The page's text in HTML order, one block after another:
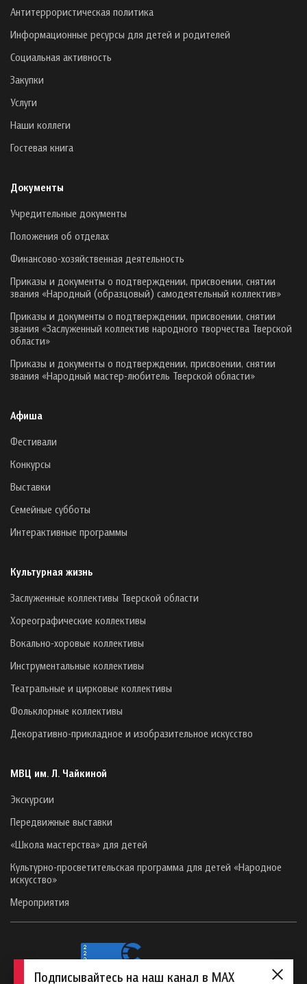
Антитеррористическая политика
Информационные ресурсы для детей и родителей
Социальная активность
Закупки
Услуги
Наши коллеги
Гостевая книга
Документы
Учредительные документы
Положения об отделах
Финансово-хозяйственная деятельность
Приказы и документы о подтверждении, присвоении, снятии
звания «Народный (образцовый) самодеятельный коллектив»
Приказы и документы о подтверждении, присвоении, снятии
звания «Заслуженный коллектив народного творчества Тверской
области»
Приказы и документы о подтверждении, присвоении, снятии
звания «Народный мастер-любитель Тверской области»
Афиша
Фестивали
Конкурсы
Выставки
Семейные субботы
Интерактивные программы
Культурная жизнь
Заслуженные коллективы Тверской области
Хореографические коллективы
Вокально-хоровые коллективы
Инструментальные коллективы
Театральные и цирковые коллективы
Фольклорные коллективы
Декоративно-прикладное и изобразительное искусство
МВЦ им. Л. Чайкиной
Экскурсии
Передвижные выставки
«Школа мастерства» для детей
Культурно-просветительская программа для детей «Народное
искусство»
Мероприятия
Подписывайтесь на наш канал в MAX